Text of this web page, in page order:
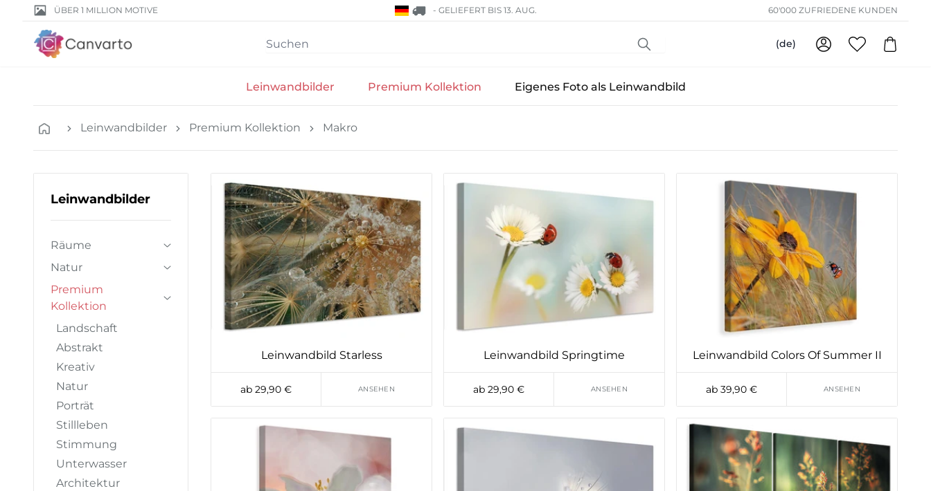
ÜBER 1 MILLION MOTIVE - GELIEFERT BIS 13. AUG. 60'000 ZUFRIEDENE KUNDEN
(de)
Leinwandbilder Premium Kollektion Eigenes Foto als Leinwandbild
Leinwandbilder Premium Kollektion Makro
Leinwandbilder
Räume
Natur
Premium
Kollektion
Landschaft
Abstrakt
Kreativ
Natur
Porträt
Stillleben
Stimmung
Unterwasser
Architektur
Leinwandbild Starless
ab 29,90 € ANSEHEN
Leinwandbild Springtime
ab 29,90 € ANSEHEN
Leinwandbild Colors Of Summer II
ab 39,90 € ANSEHEN